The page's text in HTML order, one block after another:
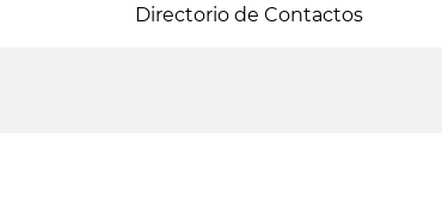
Directorio de Contactos